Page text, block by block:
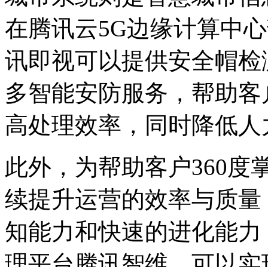
在腾讯云5G边缘计算中
讯即视可以提供安全帽
多智能安防服务，帮助
高处理效率，同时降低
此外，为帮助客户360度
续提升运营的效率与质
知能力和快速的进化能